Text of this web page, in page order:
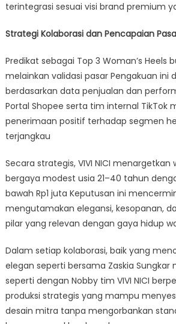
terintegrasi sesuai visi brand premium
Strategi Kolaborasi dan Pencapaian
Predikat sebagai Top 3 Woman’s Heels
melainkan validasi pasar Pengakuan ini
berdasarkan data penjualan dan
Portal Shopee serta tim internal TikTok
penerimaan positif terhadap segmen
terjangkau
Secara strategis, VIVI NICI
bergaya modest usia 21–40 tahun
bawah Rp1 juta Keputusan ini
mengutamakan elegansi, kesopanan,
pilar yang relevan dengan gaya hidup
Dalam setiap kolaborasi, baik yang
elegan seperti bersama Zaskia
seperti dengan Nobby tim VIVI NICI
produksi strategis yang mampu
desain mitra tanpa mengorbankan